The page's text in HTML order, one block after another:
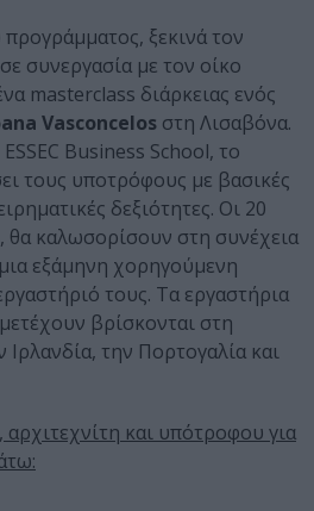
ξεκινά τον
συνεργασία με τον οίκο
masterclass διάρκειας ενός
Vasconcelos στη Λισαβόνα.
Business School, το
τους υποτρόφους με βασικές
δεξιότητες. Οι 20
θα καλωσορίσουν στη συνέχεια
εξάμηνη χορηγούμενη
τους. Τα εργαστήρια
βρίσκονται στη
Ιρλανδία, την Πορτογαλία και
αρχιτεχνίτη και υπότροφου για